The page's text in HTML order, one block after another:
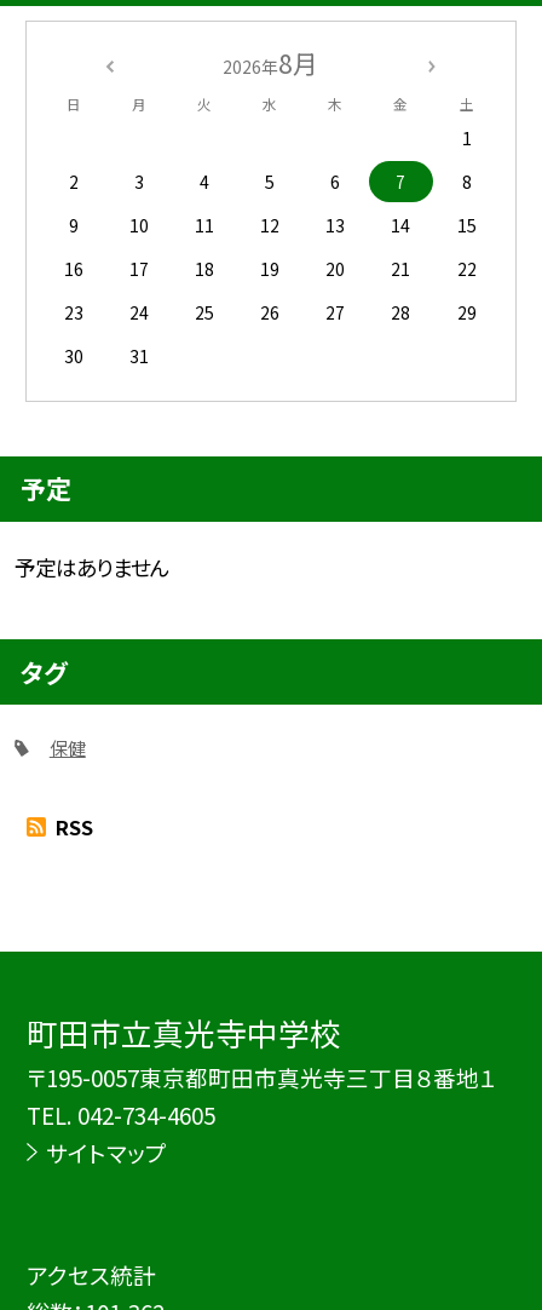
2026年8月
日 月 火 水 木 金 土
1
2
3 4 5 6 7
8
9
10 11 12 13 14
15
16
17 18 19 20 21
22
23
24 25 26 27 28
29
30
31
予定
予定はありません
タグ
保健
RSS
町田市立真光寺中学校
〒195-0057東京都町田市真光寺三丁目８番地１
TEL. 042-734-4605
サイトマップ
アクセス統計